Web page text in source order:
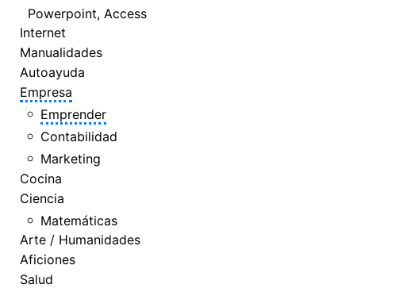
Powerpoint, Access
Internet
Manualidades
Autoayuda
Empresa
Emprender
Contabilidad
Marketing
Cocina
Ciencia
Matemáticas
Arte / Humanidades
Aficiones
Salud